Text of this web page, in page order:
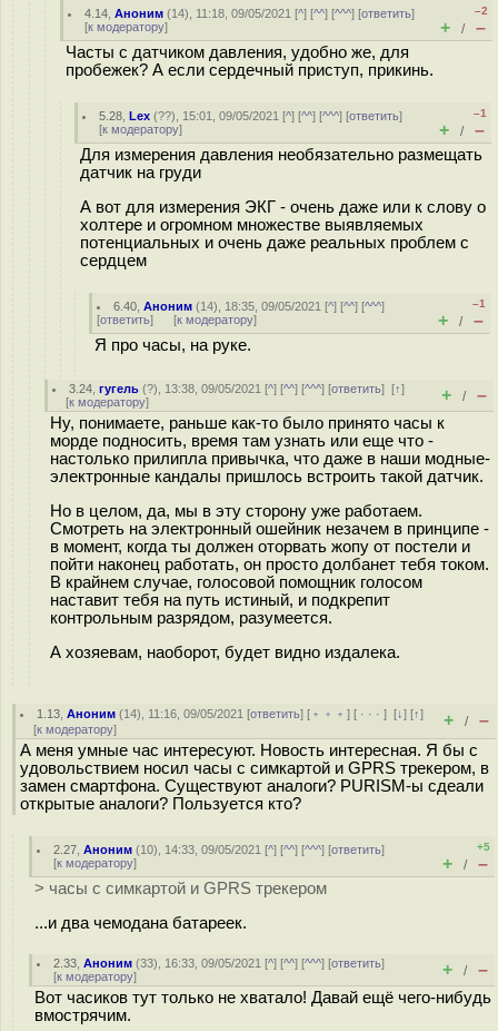
4.14 ,Аноним (14), 11:18, 09/05/2021 [^] [^^] [^^^] [ответить]
[к модератору]
–2
+ / –
Часты с датчиком давления, удобно же, для
пробежек? А если сердечный приступ, прикинь.
5.28 ,Lex (??), 15:01, 09/05/2021 [^] [^^] [^^^] [ответить]
[к модератору]
–1
+ / –
Для измерения давления необязательно размещать
датчик на груди
А вот для измерения ЭКГ - очень даже или к слову о
холтере и огромном множестве выявляемых
потенциальных и очень даже реальных проблем с
сердцем
6.40 ,Аноним (14), 18:35, 09/05/2021 [^] [^^] [^^^]
[ответить] [к модератору]
–1
+ / –
Я про часы, на руке.
3.24 ,гугель (?), 13:38, 09/05/2021 [^] [^^] [^^^] [ответить][↑]
[к модератору] + / –
Ну, понимаете, раньше как-то было принято часы к
морде подносить, время там узнать или еще что -
настолько прилипла привычка, что даже в наши модные-
электронные кандалы пришлось встроить такой датчик.
Но в целом, да, мы в эту сторону уже работаем.
Смотреть на электронный ошейник незачем в принципе -
в момент, когда ты должен оторвать жопу от постели и
пойти наконец работать, он просто долбанет тебя током.
В крайнем случае, голосовой помощник голосом
наставит тебя на путь истиный, и подкрепит
контрольным разрядом, разумеется.
А хозяевам, наоборот, будет видно издалека.
1.13 ,Аноним (14), 11:16, 09/05/2021 [ответить] [ ﹢﹢﹢] [ · · ·][↓] [↑]
[к модератору] + / –
А меня умные час интересуют. Новость интересная. Я бы с
удовольствием носил часы с симкартой и GPRS трекером, в
замен смартфона. Существуют аналоги? PURISM-ы сдеали
открытые аналоги? Пользуется кто?
2.27 ,Аноним (10), 14:33, 09/05/2021 [^] [^^] [^^^] [ответить]
[к модератору]
+5
+ / –
> часы с симкартой и GPRS трекером
...и два чемодана батареек.
2.33 ,Аноним (33), 16:33, 09/05/2021 [^] [^^] [^^^] [ответить]
[к модератору] + / –
Вот часиков тут только не хватало! Давай ещё чего-нибудь
вмострячим.